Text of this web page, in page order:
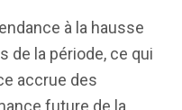
à la hausse
de la période, ce qui
accrue des
future de la